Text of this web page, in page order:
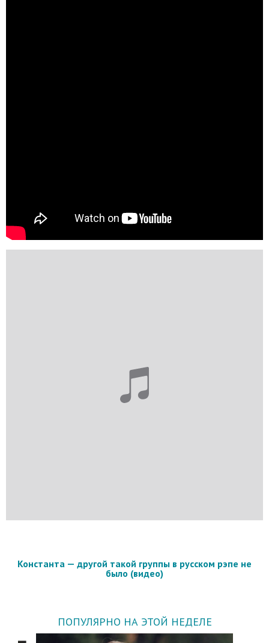
Константа — другой такой группы в русском рэпе не
было (видео)
ПОПУЛЯРНО НА ЭТОЙ НЕДЕЛЕ